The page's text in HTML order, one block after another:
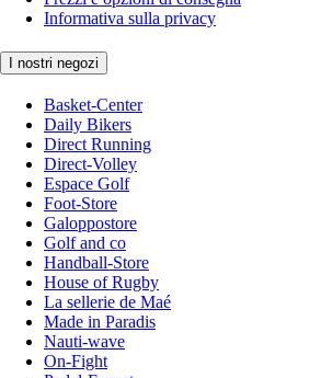
Informativa sulla privacy
I nostri negozi
Basket-Center
Daily Bikers
Direct Running
Direct-Volley
Espace Golf
Foot-Store
Galoppostore
Golf and co
Handball-Store
House of Rugby
La sellerie de Maé
Made in Paradis
Nauti-wave
On-Fight